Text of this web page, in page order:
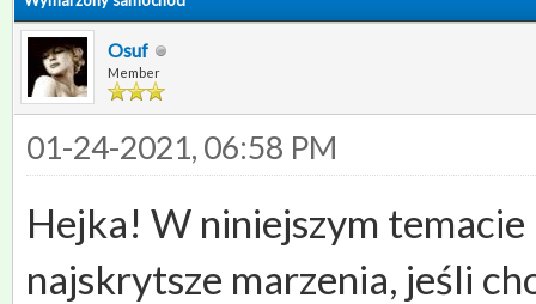
Osuf
Member
01-24-2021, 06:58 PM
Hejka! W niniejszym
najskrytsze marzenia, jeśli